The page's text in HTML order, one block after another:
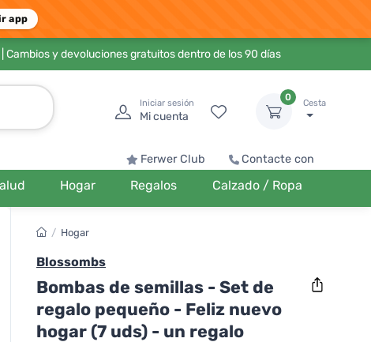
app
Cambios y devoluciones gratuitos dentro de los 90 días
Iniciar sesión
Mi cuenta
0
Cesta
Ferwer Club Contacte con
Hogar Regalos Calzado / Ropa
/ Hogar
Blossombs
Bombas de semillas - Set de
regalo pequeño - Feliz nuevo
hogar (7 uds) - un regalo